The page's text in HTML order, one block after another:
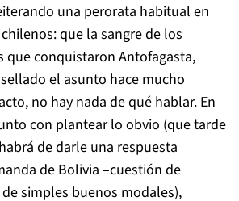
una perorata habitual en
que la sangre de los
que conquistaron Antofagasta,
el asunto hace mucho
no hay nada de qué hablar. En
con plantear lo obvio (que tarde
de darle una respuesta
de Bolivia –cuestión de
simples buenos modales),